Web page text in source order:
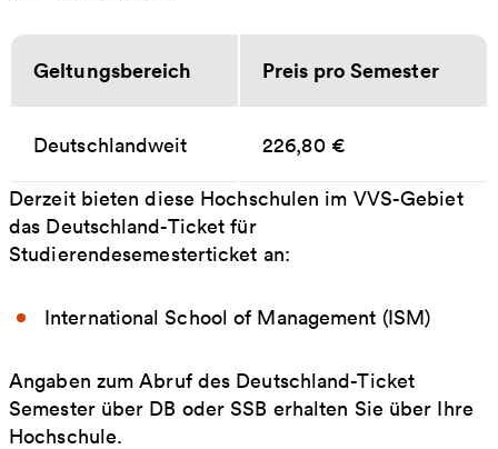
Geltungsbereich Preis pro Semester
Deutschlandweit 226,80 €
Derzeit bieten diese Hochschulen im VVS-Gebiet
das Deutschland-Ticket für
Studierendesemesterticket an:
International School of Management (ISM)
Angaben zum Abruf des Deutschland-Ticket
Semester über DB oder SSB erhalten Sie über Ihre
Hochschule.